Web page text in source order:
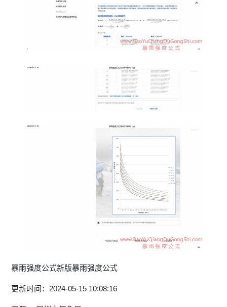
暴雨强度公式新版暴雨强度公式
更新时间：2024-05-15 10:08:16